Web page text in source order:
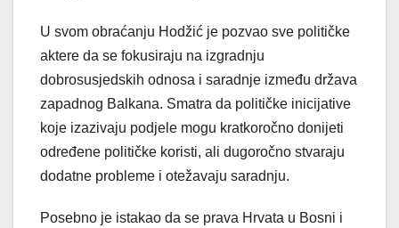
U svom obraćanju Hodžić je pozvao sve političke
aktere da se fokusiraju na izgradnju
dobrosusjedskih odnosa i saradnje između država
zapadnog Balkana. Smatra da političke inicijative
koje izazivaju podjele mogu kratkoročno donijeti
određene političke koristi, ali dugoročno stvaraju
dodatne probleme i otežavaju saradnju.
Posebno je istakao da se prava Hrvata u Bosni i